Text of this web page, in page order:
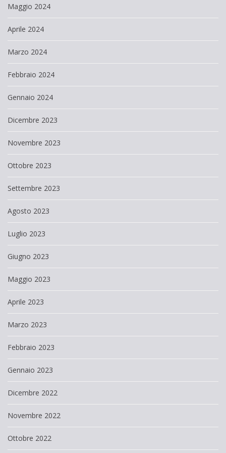
Maggio 2024
Aprile 2024
Marzo 2024
Febbraio 2024
Gennaio 2024
Dicembre 2023
Novembre 2023
Ottobre 2023
Settembre 2023
Agosto 2023
Luglio 2023
Giugno 2023
Maggio 2023
Aprile 2023
Marzo 2023
Febbraio 2023
Gennaio 2023
Dicembre 2022
Novembre 2022
Ottobre 2022